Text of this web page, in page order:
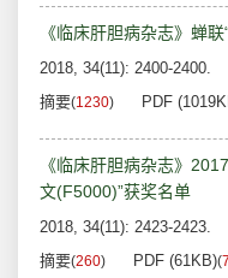
《临床肝胆病杂志》蝉
2018, 34(11): 2400-2400.
摘要(1230) PDF
《临床肝胆病杂志》
文(F5000)”获奖名单
2018, 34(11): 2423-2423.
摘要(260) PDF (61KB)(